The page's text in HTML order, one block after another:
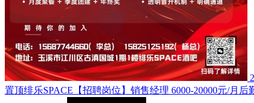
置顶绯乐SPACE【招聘岗位】销售经理 6000-20000元/月后